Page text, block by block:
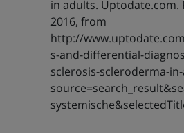
in adults. Uptodate.com.
2016, from
http://
s-and-differential-
sclerosis-scleroderma-